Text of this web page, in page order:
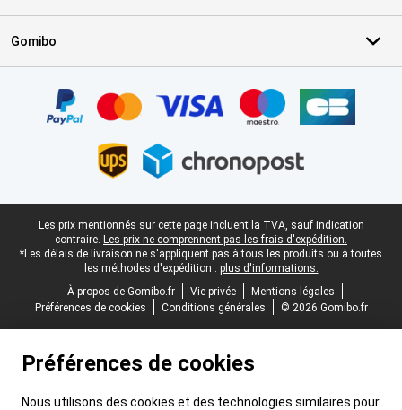
Gomibo
Pied-de-page légal
Les prix mentionnés sur cette page incluent la TVA, sauf indication
contraire. Les prix ne comprennent pas les frais d'expédition.
*Les délais de livraison ne s'appliquent pas à tous les produits ou à toutes
les méthodes d'expédition : plus d'informations.
À propos de Gomibo.fr
Vie privée
Mentions légales
Préférences de cookies
Conditions générales © 2026 Gomibo.fr
Préférences de cookies
Nous utilisons des cookies et des technologies similaires pour